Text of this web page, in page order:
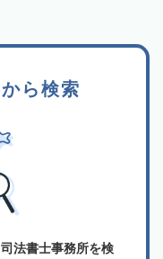
ら検索
法書士事務所を検